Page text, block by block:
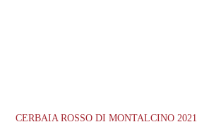
CERBAIA ROSSO DI MONTALCINO 2021